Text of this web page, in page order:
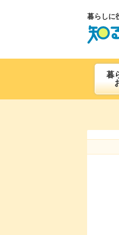
暮らしに
暮